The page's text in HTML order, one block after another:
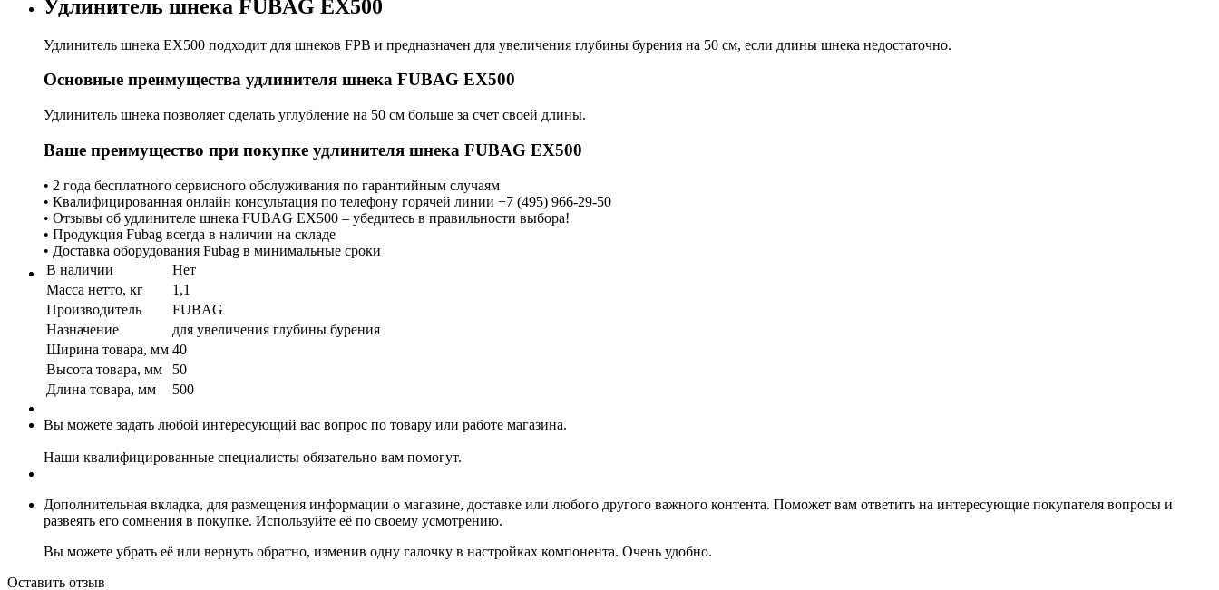
Удлинитель шнека FUBAG EX500
Удлинитель шнека EX500 подходит для шнеков FPB и предназначен для увеличения глубины бурения на 50 см, если длины шнека недостаточно.
Основные преимущества удлинителя шнека FUBAG EX500
Удлинитель шнека позволяет сделать углубление на 50 см больше за счет своей длины.
Ваше преимущество при покупке удлинителя шнека FUBAG EX500
• 2 года бесплатного сервисного обслуживания по гарантийным случаям
• Квалифицированная онлайн консультация по телефону горячей линии +7 (495) 966-29-50
• Отзывы об удлинителе шнека FUBAG EX500 – убедитесь в правильности выбора!
• Продукция Fubag всегда в наличии на складе
• Доставка оборудования Fubag в минимальные сроки
В наличии
Нет
Масса нетто, кг
1,1
Производитель
FUBAG
Назначение
для увеличения глубины бурения
Ширина товара, мм 40
Высота товара, мм
50
Длина товара, мм
500
Вы можете задать любой интересующий вас вопрос по товару или работе магазина.
Наши квалифицированные специалисты обязательно вам помогут.
Дополнительная вкладка, для размещения информации о магазине, доставке или любого другого важного контента. Поможет вам ответить на интересующие покупателя вопросы и
развеять его сомнения в покупке. Используйте её по своему усмотрению.
Вы можете убрать её или вернуть обратно, изменив одну галочку в настройках компонента. Очень удобно.
Оставить отзыв